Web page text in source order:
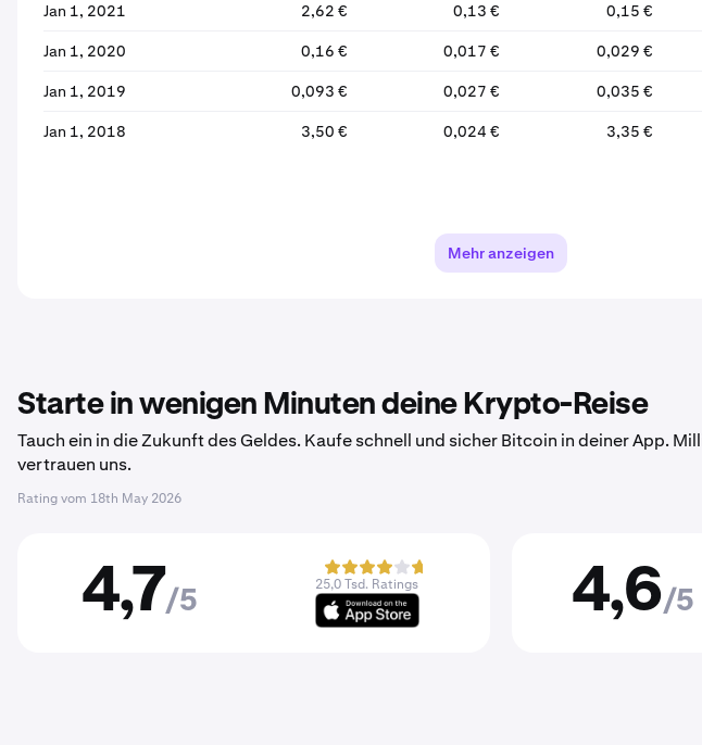
Jan 1, 2021 2,62 € 0,13 € 0,15 €
Jan 1, 2020 0,16 € 0,017 € 0,029 €
Jan 1, 2019 0,093 € 0,027 € 0,035 €
Jan 1, 2018 3,50 € 0,024 € 3,35 €
Mehr anzeigen
Starte in wenigen Minuten deine Krypto-Reise
Tauch ein in die Zukunft des Geldes. Kaufe schnell und sicher Bitcoin in deiner App.
vertrauen uns.
Rating vom 18th May 2026
4,7/5
25,0 Tsd. Ratings 4,6/5